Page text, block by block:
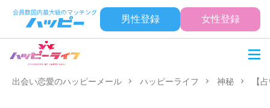
男性登録 女性登録
出会い恋愛のハッピーメール ハッピーライフ 神秘 【